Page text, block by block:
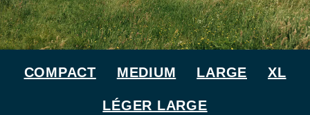
COMPACT MEDIUM LARGE XL
LÉGER LARGE